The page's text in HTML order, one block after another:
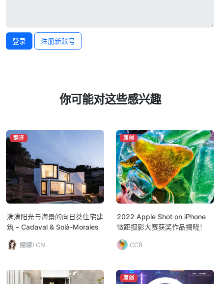
登录 注册新账号
你可能对这些感兴趣
翻译
满满阳光与海景的向日葵住宅建
筑 – Cadaval & Solà-Morales
娜娜LCN
原创
2022 Apple Shot on iPhone
微距摄影大赛获奖作品揭晓！
CC8
原创